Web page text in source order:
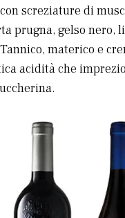
screziature di
prugna, gelso nero,
materico e
acidità che